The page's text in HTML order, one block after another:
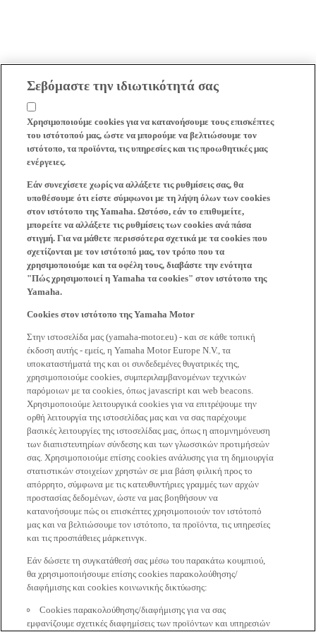
Σεβόμαστε την ιδιωτικότητά σας
Χρησιμοποιούμε cookies για να κατανοήσουμε τους επισκέπτες
του ιστότοπού μας, ώστε να μπορούμε να βελτιώσουμε τον
ιστότοπο, τα προϊόντα, τις υπηρεσίες και τις προωθητικές μας
ενέργειες.
Εάν συνεχίσετε χωρίς να αλλάξετε τις ρυθμίσεις σας, θα
υποθέσουμε ότι είστε σύμφωνοι με τη λήψη όλων των cookies
στον ιστότοπο της Yamaha. Ωστόσο, εάν το επιθυμείτε,
μπορείτε να αλλάξετε τις ρυθμίσεις των cookies ανά πάσα
στιγμή. Για να μάθετε περισσότερα σχετικά με τα cookies που
σχετίζονται με τον ιστότοπό μας, τον τρόπο που τα
χρησιμοποιούμε και τα οφέλη τους, διαβάστε την ενότητα
"Πώς χρησιμοποιεί η Yamaha τα cookies" στον ιστότοπο της
Yamaha.
Cookies στον ιστότοπο της Yamaha Motor
Στην ιστοσελίδα μας (yamaha-motor.eu) - και σε κάθε τοπική
έκδοση αυτής - εμείς, η Yamaha Motor Europe N.V., τα
υποκαταστήματά της και οι συνδεδεμένες θυγατρικές της,
χρησιμοποιούμε cookies, συμπεριλαμβανομένων τεχνικών
παρόμοιων με τα cookies, όπως javascript και web beacons.
Χρησιμοποιούμε λειτουργικά cookies για να επιτρέψουμε την
ορθή λειτουργία της ιστοσελίδας μας και να σας παρέχουμε
βασικές λειτουργίες της ιστοσελίδας μας, όπως η απομνημόνευση
των διαπιστευτηρίων σύνδεσης και των γλωσσικών προτιμήσεών
σας. Χρησιμοποιούμε επίσης cookies ανάλυσης για τη δημιουργία
στατιστικών στοιχείων χρηστών σε μια βάση φιλική προς το
απόρρητο, σύμφωνα με τις κατευθυντήριες γραμμές των αρχών
προστασίας δεδομένων, ώστε να μας βοηθήσουν να
κατανοήσουμε πώς οι επισκέπτες χρησιμοποιούν τον ιστότοπό
μας και να βελτιώσουμε τον ιστότοπο, τα προϊόντα, τις υπηρεσίες
και τις προσπάθειες μάρκετινγκ.
Εάν δώσετε τη συγκατάθεσή σας μέσω του παρακάτω κουμπιού,
θα χρησιμοποιήσουμε επίσης cookies παρακολούθησης/
διαφήμισης και cookies κοινωνικής δικτύωσης:
Cookies παρακολούθησης/διαφήμισης για να σας
εμφανίζουμε σχετικές διαφημίσεις των προϊόντων και υπηρεσιών